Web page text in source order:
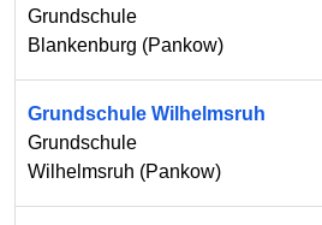
Grundschule
Blankenburg (Pankow)
Grundschule Wilhelmsruh
Grundschule
Wilhelmsruh (Pankow)